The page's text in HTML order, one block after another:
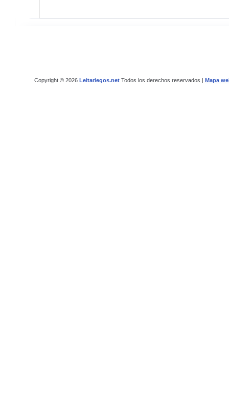
Copyright © 2026 Leitariegos.netTodos los derechos reservados | Mapa